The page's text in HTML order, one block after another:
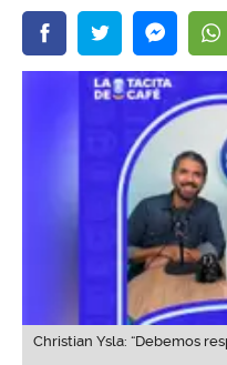
Christian Ysla: “Debemos